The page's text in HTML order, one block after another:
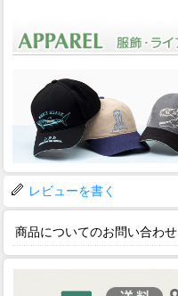
レビューを書く
商品についてのお問い合わせ